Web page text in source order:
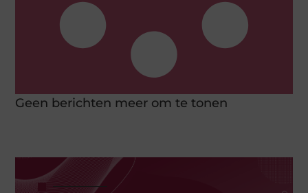
Geen berichten meer om te tonen